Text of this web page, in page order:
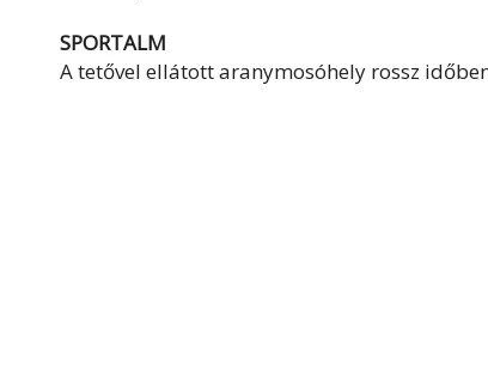
SPORTALM
A tetővel ellátott aranymosóhely rossz